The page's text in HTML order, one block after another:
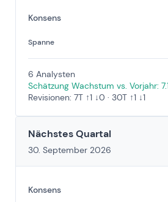
Konsens
Spanne
6 Analysten
Schätzung Wachstum vs. Vorjahr:
Revisionen: 7T ↑1 ↓0 · 30T ↑1 ↓1
Nächstes Quartal
30. September 2026
Konsens